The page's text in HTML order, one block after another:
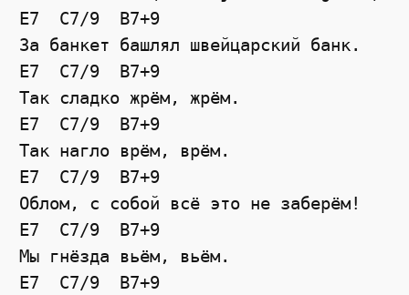
E7  C7/9  B7+9
За банкет башлял швейцарский банк.
E7  C7/9  B7+9
Так сладко жрём, жрём.
E7  C7/9  B7+9
Так нагло врём, врём.
E7  C7/9  B7+9
Облом, с собой всё это не заберём!
E7  C7/9  B7+9
Мы гнёзда вьём, вьём.
E7  C7/9  B7+9